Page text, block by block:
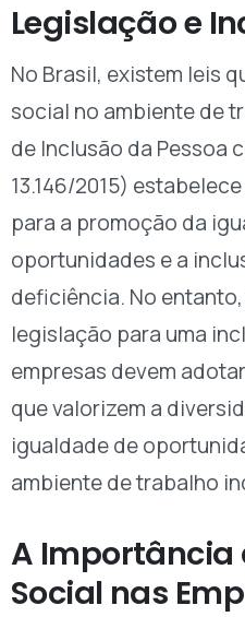
Legislação e
No Brasil, existem leis
social no ambiente de
de Inclusão da Pessoa
13.146/2015)
para a promoção da
oportunidades e a
deficiência. No
legislação para uma
empresas devem
que valorizem a
igualdade de
ambiente de trabalho
A Importância
Social nas